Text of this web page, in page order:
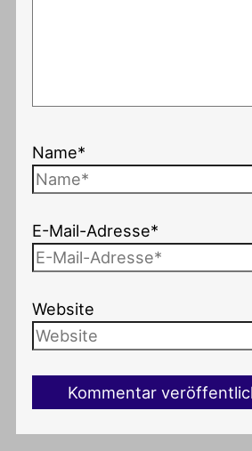
Name*
E-Mail-Adresse*
Website